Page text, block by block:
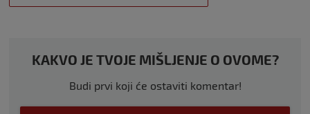
KAKVO JE TVOJE MIŠLJENJE O OVOME?
Budi prvi koji će ostaviti komentar!